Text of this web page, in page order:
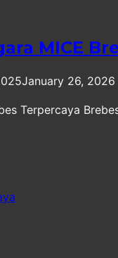
MICE
January 26, 2026
Terpercaya